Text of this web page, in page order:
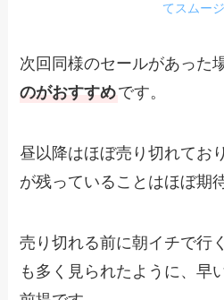
てスムー
次回同様のセールがあった
のがおすすめです。
昼以降はほぼ売り切れてお
が残っていることはほぼ期
売り切れる前に朝イチで行
も多く見られたように、早